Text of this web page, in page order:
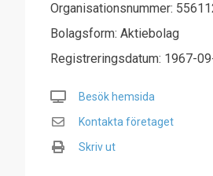
Organisationsnummer:
Bolagsform: Aktiebolag
Registreringsdatum: 1967-
Besök hemsida
Kontakta företaget
Skriv ut